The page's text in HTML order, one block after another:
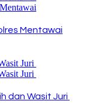
Mentawai
dan Wasit Juri